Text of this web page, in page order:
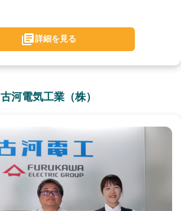
詳細を見る
古河電気工業（株）